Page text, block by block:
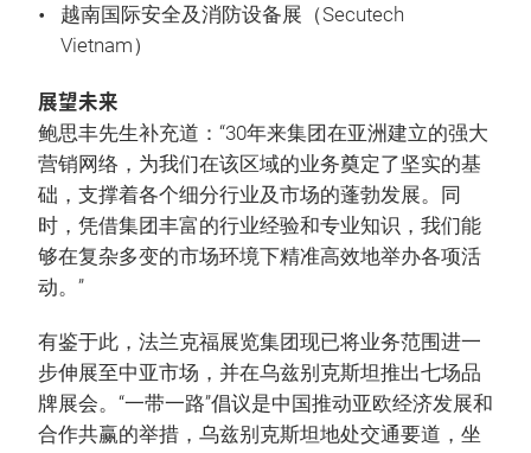
越南国际安全及消防设备展（Secutech
Vietnam）
展望未来
鲍思丰先生补充道：“30年来集团在亚洲建立的强大
营销网络，为我们在该区域的业务奠定了坚实的基
础，支撑着各个细分行业及市场的蓬勃发展。同
时，凭借集团丰富的行业经验和专业知识，我们能
够在复杂多变的市场环境下精准高效地举办各项活
动。”
有鉴于此，法兰克福展览集团现已将业务范围进一
步伸展至中亚市场，并在乌兹别克斯坦推出七场品
牌展会。“一带一路”倡议是中国推动亚欧经济发展和
合作共赢的举措，乌兹别克斯坦地处交通要道，坐